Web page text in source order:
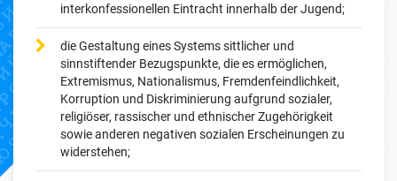
interkonfessionellen Eintracht innerhalb der Jugend;
die Gestaltung eines Systems sittlicher und
sinnstiftender Bezugspunkte, die es ermöglichen,
Extremismus, Nationalismus, Fremdenfeindlichkeit,
Korruption und Diskriminierung aufgrund sozialer,
religiöser, rassischer und ethnischer Zugehörigkeit
sowie anderen negativen sozialen Erscheinungen zu
widerstehen;